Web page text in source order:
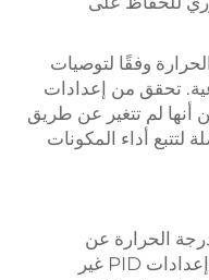
وفقًا لتوصيات
تحقق من إعدادات
أنها لم تتغير عن طريق
أداء المكونات
الحرارة عن
مشكلات في أجهزة الاستشعار، أو إعدادات PID غير